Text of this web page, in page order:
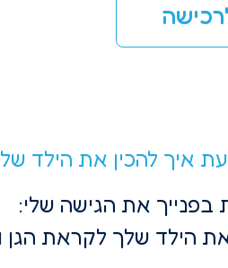
איך להכין את הילד
בפנייך את הגישה שלי:
את הילד שלך לקראת